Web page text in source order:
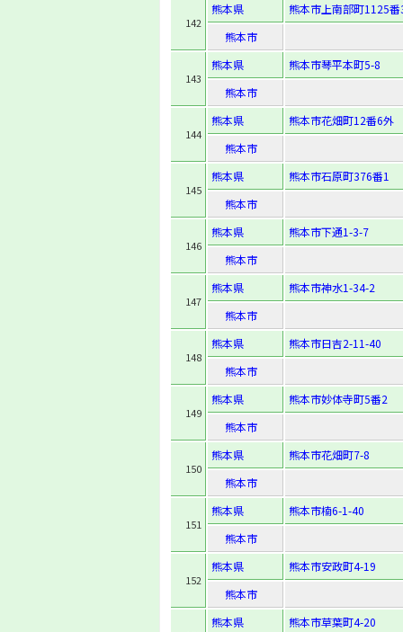
142
熊本県
熊本市上南部町1125番
熊本市
143
熊本県
熊本市琴平本町5-8
熊本市
144
熊本県
熊本市花畑町12番6外
熊本市
145
熊本県
熊本市石原町376番1
熊本市
146
熊本県
熊本市下通1-3-7
熊本市
147
熊本県
熊本市神水1-34-2
熊本市
148
熊本県
熊本市日吉2-11-40
熊本市
149
熊本県
熊本市妙体寺町5番2
熊本市
150
熊本県
熊本市花畑町7-8
熊本市
151
熊本県
熊本市楠6-1-40
熊本市
152
熊本県
熊本市安政町4-19
熊本市
熊本県
熊本市草葉町4-20